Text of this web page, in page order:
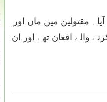
مقتولین میں ماں اور
والے افغان تھے اور ان